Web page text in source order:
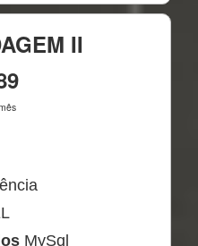
II
MySql